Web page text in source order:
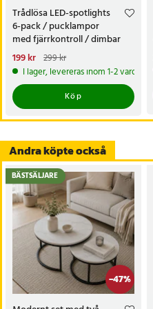
Trådlösa LED-spotlights
6-pack / pucklampor
med fjärrkontroll / dimbar
skåpbelysning
Nuvarande pris
199 krTidigare pris:299 kr
199 kr 299 kr
I lager, levereras inom 1-2 vardagar
Köp
Andra köpte också
-47%
BÄSTSÄLJARE